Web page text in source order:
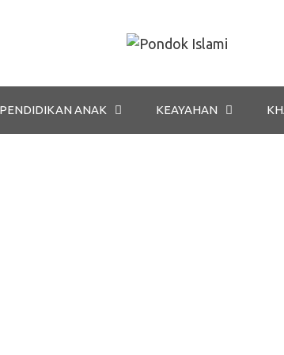
PENDIDIKAN ANAK KEAYAHAN